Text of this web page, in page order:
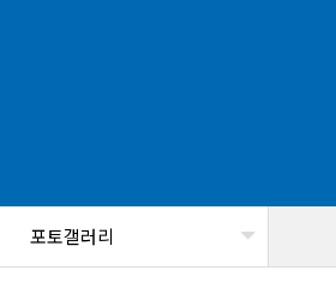
포토갤러리